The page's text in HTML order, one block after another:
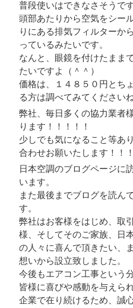
普段使いはできなさそうで
頭部あたりから空気をシー
りにある排気フィルターか
っているみたいです。
なんと、眼鏡を付けたまま
たいですよ（＾＾）
価格は、１４８５０円とち
る方は調べてみてください
弊社、毎日多くの協力業者
ります！！！！！
少しでも気になること等あ
合わせお願いたします！！
日本空調のブログページに
います。
また最後までブログを読ん
す。
弊社はお客様をはじめ、取
様、そしてそのご家族、日
の人々に喜んで頂きたい、
想いから設立致しました。
今後もエアコン工事という
皆様に喜びや感動を与えら
企業で在り続けるため、誠